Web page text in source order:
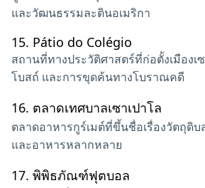
และวัฒนธรรมละตินอเมริกา
15. Pátio do Colégio
สถานที่ทางประวัติศาสตร์ที่ก่อตั้งเมือง
โบสถ์ และการขุดค้นทางโบราณคดี
16. ตลาดเทศบาลเซาเปาโล
ตลาดอาหารกูร์เมต์ที่ขึ้นชื่อเรื่องวัตถุดิบ
และอาหารหลากหลาย
17. พิพิธภัณฑ์ฟุตบอล